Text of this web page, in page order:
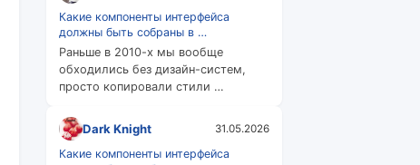
Какие компоненты интерфейса
должны быть собраны в …
Раньше в 2010-х мы вообще
обходились без дизайн-систем,
просто копировали стили …
Dark Knight 31.05.2026
Какие компоненты интерфейса